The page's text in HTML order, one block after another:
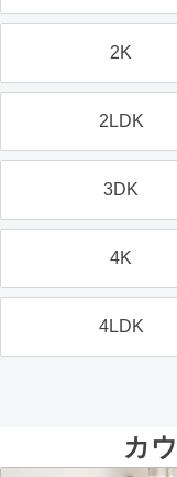
2K
2LDK
3DK
4K
4LDK
カ